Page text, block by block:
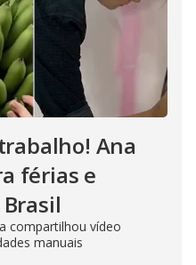
Ana
férias e
compartilhou vídeo
manuais